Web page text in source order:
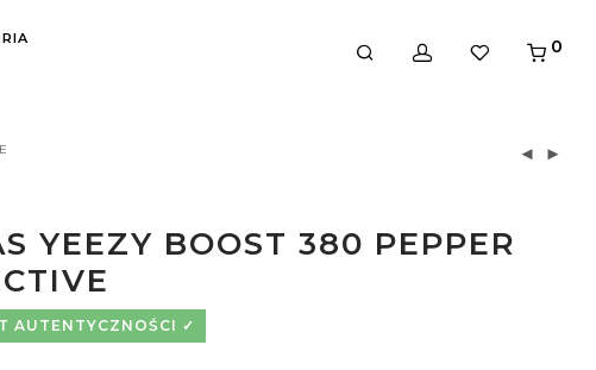
0
YEEZY BOOST 380 PEPPER
AUTENTYCZNOŚCI